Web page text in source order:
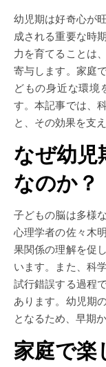
幼児期は好奇心が旺盛で、多様な体験を通して脳の基礎が形
成される重要な時
力を育てることは
寄与します。家庭
どもの身近な環境
す。本記事では、
と、その効果を支
なぜ幼児
なのか？
子どもの脳は多様
心理学者の佐々木
果関係の理解を促
います。また、科
試行錯誤する過程
あります。幼児期
となるため、早期
家庭で楽